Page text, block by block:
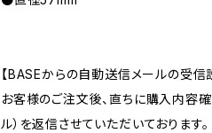
【BASEからの自動送信メールの受信
お客様のご注文後、直ちに購入内容
ル）を返信させていただいております。